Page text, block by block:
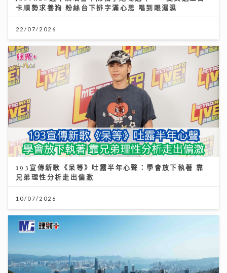
卡順勢求養狗 粉絲台下排字滿心思 唱到眼濕濕
22/07/2026
193宣傳新歌《呆等》吐露半年心聲：學會放下執著 靠
兄弟理性分析走出偏激
10/07/2026